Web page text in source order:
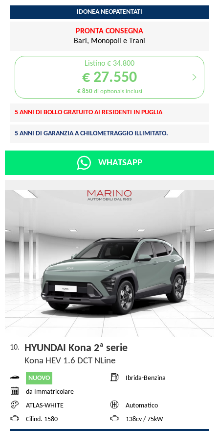
IDONEA NEOPATENTATI
PRONTA CONSEGNA
Bari, Monopoli e Trani
Listino € 34.800
€ 27.550
€ 850di optionals inclusi
5 ANNI DI BOLLO GRATUITO AI RESIDENTI IN PUGLIA
5 ANNI DI GARANZIA A CHILOMETRAGGIO ILLIMITATO.
WHATSAPP
10. HYUNDAI Kona 2ª serie
Kona HEV 1.6 DCT NLine
NUOVO
Ibrida-Benzina
da Immatricolare
ATLAS-WHITE
Automatico
Cilind. 1580
138cv / 75kW